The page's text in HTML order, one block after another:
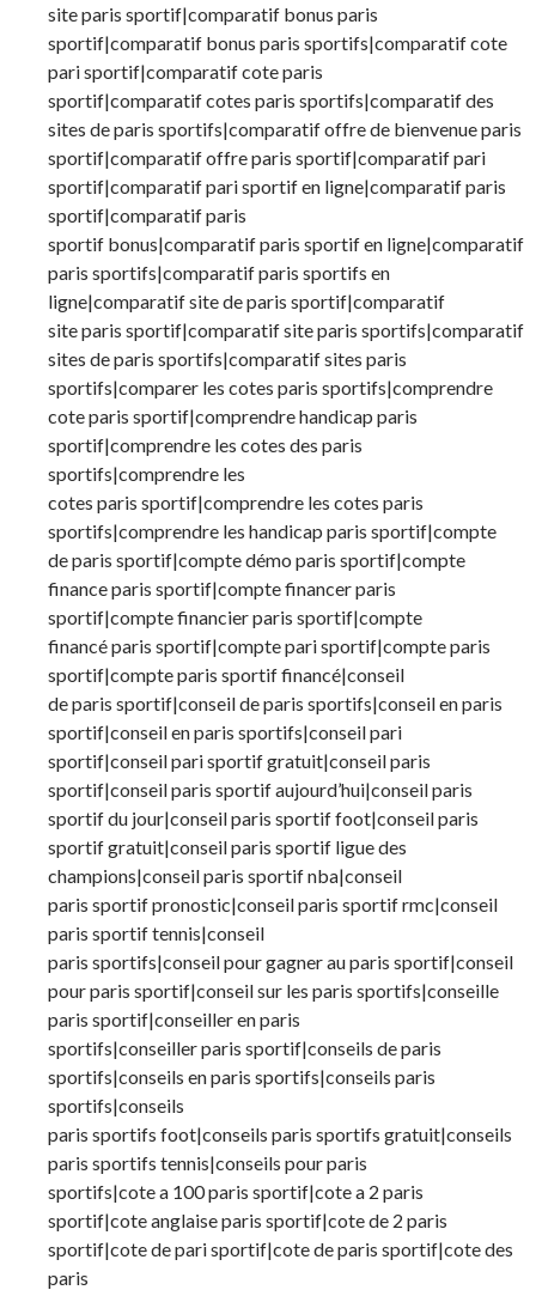
site paris sportif|comparatif bonus paris
sportif|comparatif bonus paris sportifs|comparatif cote
pari sportif|comparatif cote paris
sportif|comparatif cotes paris sportifs|comparatif des
sites de paris sportifs|comparatif offre de bienvenue paris
sportif|comparatif offre paris sportif|comparatif pari
sportif|comparatif pari sportif en ligne|comparatif paris
sportif|comparatif paris
sportif bonus|comparatif paris sportif en ligne|comparatif
paris sportifs|comparatif paris sportifs en
ligne|comparatif site de paris sportif|comparatif
site paris sportif|comparatif site paris sportifs|comparatif
sites de paris sportifs|comparatif sites paris
sportifs|comparer les cotes paris sportifs|comprendre
cote paris sportif|comprendre handicap paris
sportif|comprendre les cotes des paris
sportifs|comprendre les
cotes paris sportif|comprendre les cotes paris
sportifs|comprendre les handicap paris sportif|compte
de paris sportif|compte démo paris sportif|compte
finance paris sportif|compte financer paris
sportif|compte financier paris sportif|compte
financé paris sportif|compte pari sportif|compte paris
sportif|compte paris sportif financé|conseil
de paris sportif|conseil de paris sportifs|conseil en paris
sportif|conseil en paris sportifs|conseil pari
sportif|conseil pari sportif gratuit|conseil paris
sportif|conseil paris sportif aujourd’hui|conseil paris
sportif du jour|conseil paris sportif foot|conseil paris
sportif gratuit|conseil paris sportif ligue des
champions|conseil paris sportif nba|conseil
paris sportif pronostic|conseil paris sportif rmc|conseil
paris sportif tennis|conseil
paris sportifs|conseil pour gagner au paris sportif|conseil
pour paris sportif|conseil sur les paris sportifs|conseille
paris sportif|conseiller en paris
sportifs|conseiller paris sportif|conseils de paris
sportifs|conseils en paris sportifs|conseils paris
sportifs|conseils
paris sportifs foot|conseils paris sportifs gratuit|conseils
paris sportifs tennis|conseils pour paris
sportifs|cote a 100 paris sportif|cote a 2 paris
sportif|cote anglaise paris sportif|cote de 2 paris
sportif|cote de pari sportif|cote de paris sportif|cote des
paris